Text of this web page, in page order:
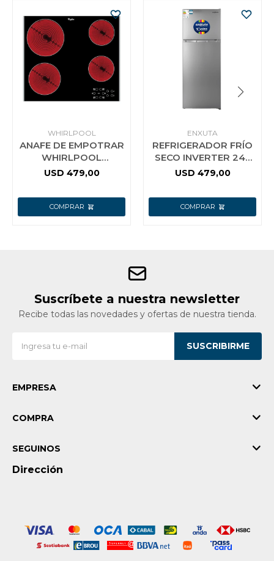
WHIRLPOOL
ANAFE DE EMPOTRAR
WHIRLPOOL
VITROCERAMICA 4
NEGRO
USD 479,00
ENXUTA
REFRIGERADOR FRÍO
SECO INVERTER 245
LITROS INOX ENXUTA
USD 479,00
Suscríbete a nuestra newsletter
Recibe todas las novedades y ofertas de nuestra tienda.
SUSCRIBIRME
EMPRESA
COMPRA
Dirección
SEGUINOS